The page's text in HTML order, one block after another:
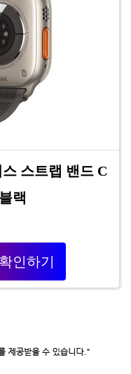
스트랩 밴드 C
랙
인하기